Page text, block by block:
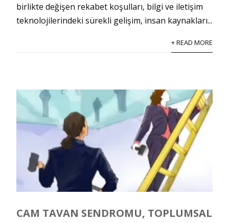
birlikte değişen rekabet koşulları, bilgi ve iletişim
teknolojilerindeki sürekli gelişim, insan kaynakları...
+ READ MORE
CAM TAVAN SENDROMU, TOPLUMSAL